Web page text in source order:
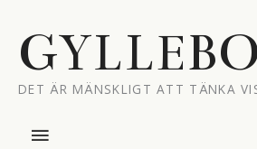
innehåll
DET ÄR MÄNSKLIGT ATT TÄNKA
Huvudmeny